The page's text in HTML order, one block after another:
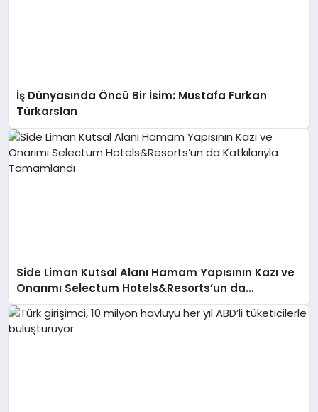
İş Dünyasında Öncü Bir İsim: Mustafa Furkan
Türkarslan
Side Liman Kutsal Alanı Hamam Yapısının Kazı ve
Onarımı Selectum Hotels&Resorts’un da
Katkılarıyla Tamamlandı